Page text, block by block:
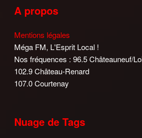
A propos
Mentions légales
Méga FM, L'Esprit Local !
Nos fréquences : 96.5 Châteauneuf/
102.9 Château-Renard
107.0 Courtenay
Nuage de Tags